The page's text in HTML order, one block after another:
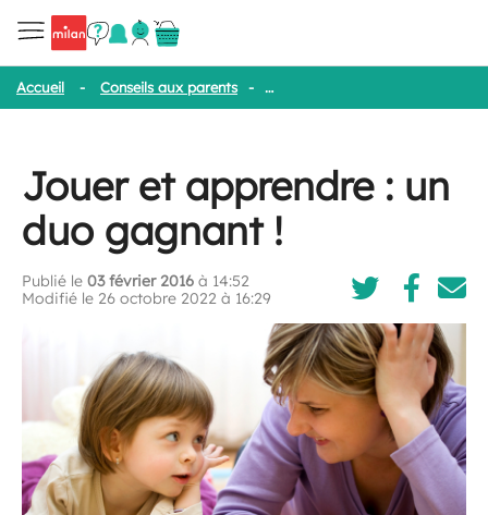
Accueil - Conseils aux parents - Jouer et apprendre : un duo
Jouer et apprendre : un
duo gagnant !
Publié le 03 février 2016 à 14:52
Modifié le 26 octobre 2022 à 16:29